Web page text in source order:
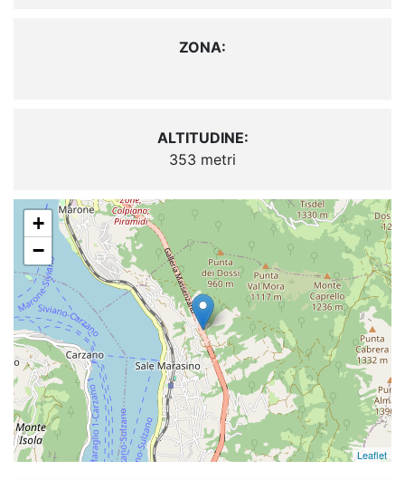
ZONA:
ALTITUDINE:
353 metri
+
−
Leaflet